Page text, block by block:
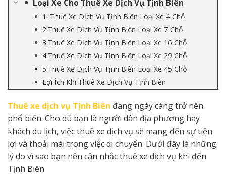
Loại Xe Cho Thuê Xe Dịch Vụ Tịnh Biên
1. Thuê Xe Dịch Vụ Tịnh Biên Loại Xe 4 Chỗ
2.Thuê Xe Dịch Vụ Tịnh Biên Loại Xe 7 Chỗ
3.Thuê Xe Dịch Vụ Tịnh Biên Loại Xe 16 Chỗ
4.Thuê Xe Dịch Vụ Tịnh Biên Loại Xe 29 Chỗ
5.Thuê Xe Dịch Vụ Tịnh Biên Loại Xe 45 Chỗ
Lợi Ích Khi Thuê Xe Dịch Vụ Tịnh Biên
Thuê xe dịch vụ Tịnh Biên đang ngày càng trở nên
phổ biến. Cho dù bạn là người dân địa phương hay
khách du lịch, việc thuê xe dịch vụ sẽ mang đến sự tiện
lợi và thoải mái trong việc di chuyển. Dưới đây là những
lý do vì sao bạn nên cân nhắc thuê xe dịch vụ khi đến
Tịnh Biên